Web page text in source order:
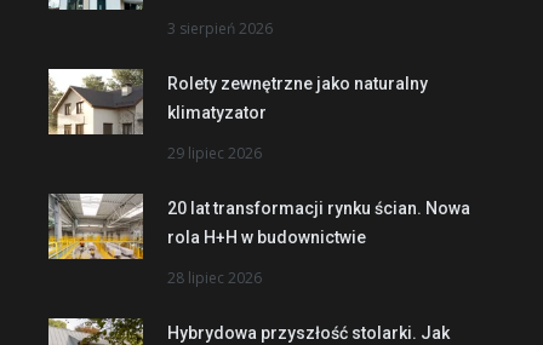
3 sierpień 2026
Rolety zewnętrzne jako naturalny
klimatyzator
29 lipiec 2026
20 lat transformacji rynku ścian. Nowa
rola H+H w budownictwie
28 lipiec 2026
Hybrydowa przyszłość stolarki. Jak